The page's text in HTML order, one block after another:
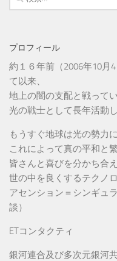
索:
プロフィール
約１６年前（2006年10月
て以来、
地上の闇の支配と戦って
光の戦士として長年活動
もうすぐ地球は光の勢力
これによって真の平和と
皆さんと喜びを分かち合
世の中を良くするテクノ
アセンション＝シンギュ
談）
ETコンタクティ
銀河連合及び多次元銀河